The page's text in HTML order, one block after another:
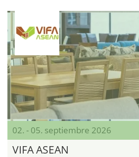
02. - 05. septiembre 2026
VIFA ASEAN